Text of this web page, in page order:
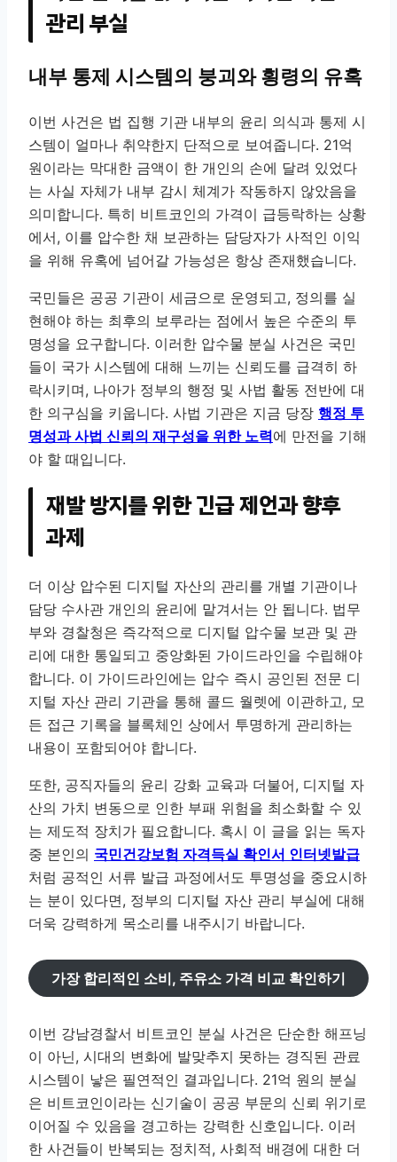
관리 부실
내부 통제 시스템의 붕괴와 횡령의 유혹
이번 사건은 법 집행 기관 내부의 윤리 의식과 통제 시
스템이 얼마나 취약한지 단적으로 보여줍니다. 21억
원이라는 막대한 금액이 한 개인의 손에 달려 있었다
는 사실 자체가 내부 감시 체계가 작동하지 않았음을
의미합니다. 특히 비트코인의 가격이 급등락하는 상황
에서, 이를 압수한 채 보관하는 담당자가 사적인 이익
을 위해 유혹에 넘어갈 가능성은 항상 존재했습니다.
국민들은 공공 기관이 세금으로 운영되고, 정의를 실
현해야 하는 최후의 보루라는 점에서 높은 수준의 투
명성을 요구합니다. 이러한 압수물 분실 사건은 국민
들이 국가 시스템에 대해 느끼는 신뢰도를 급격히 하
락시키며, 나아가 정부의 행정 및 사법 활동 전반에 대
한 의구심을 키웁니다. 사법 기관은 지금 당장 행정 투
명성과 사법 신뢰의 재구성을 위한 노력에 만전을 기해
야 할 때입니다.
재발 방지를 위한 긴급 제언과 향후
과제
더 이상 압수된 디지털 자산의 관리를 개별 기관이나
담당 수사관 개인의 윤리에 맡겨서는 안 됩니다. 법무
부와 경찰청은 즉각적으로 디지털 압수물 보관 및 관
리에 대한 통일되고 중앙화된 가이드라인을 수립해야
합니다. 이 가이드라인에는 압수 즉시 공인된 전문 디
지털 자산 관리 기관을 통해 콜드 월렛에 이관하고, 모
든 접근 기록을 블록체인 상에서 투명하게 관리하는
내용이 포함되어야 합니다.
또한, 공직자들의 윤리 강화 교육과 더불어, 디지털 자
산의 가치 변동으로 인한 부패 위험을 최소화할 수 있
는 제도적 장치가 필요합니다. 혹시 이 글을 읽는 독자
중 본인의 국민건강보험 자격득실 확인서 인터넷발급
처럼 공적인 서류 발급 과정에서도 투명성을 중요시하
는 분이 있다면, 정부의 디지털 자산 관리 부실에 대해
더욱 강력하게 목소리를 내주시기 바랍니다.
가장 합리적인 소비, 주유소 가격 비교 확인하기
이번 강남경찰서 비트코인 분실 사건은 단순한 해프닝
이 아닌, 시대의 변화에 발맞추지 못하는 경직된 관료
시스템이 낳은 필연적인 결과입니다. 21억 원의 분실
은 비트코인이라는 신기술이 공공 부문의 신뢰 위기로
이어질 수 있음을 경고하는 강력한 신호입니다. 이러
한 사건들이 반복되는 정치적, 사회적 배경에 대한 더